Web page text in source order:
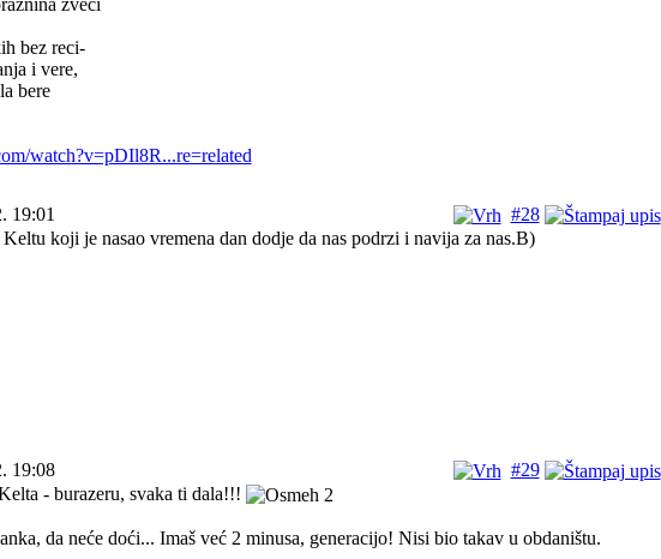
zveci
bez reci-
i vere,
bere
watch?v=pDIl8R...re=related
#28
19:01
koji je nasao vremena dan dodje da nas podrzi i navija za nas.B)
#29
19:08
- burazeru, svaka ti dala!!!
da neće doći... Imaš već 2 minusa, generacijo! Nisi bio takav u obdaništu.